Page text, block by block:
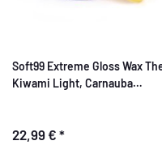
Soft99 Extreme Gloss Wax
Kiwami Light, Carnauba
22,99 € *